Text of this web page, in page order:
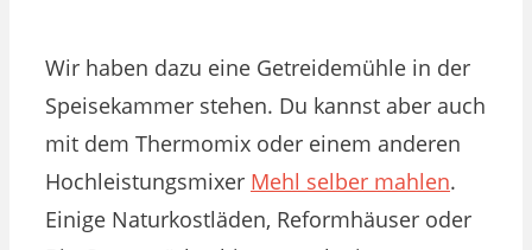
Wir haben dazu eine Getreidemühle in der
Speisekammer stehen. Du kannst aber auch
mit dem Thermomix oder einem anderen
Hochleistungsmixer Mehl selber mahlen.
Einige Naturkostläden, Reformhäuser oder